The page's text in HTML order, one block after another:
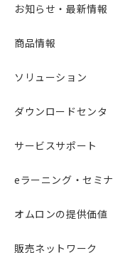
お知らせ・最新情報
商品情報
ソリューション
ダウンロードセンタ
サービスサポート
eラーニング・セミナ
オムロンの提供価値
販売ネットワーク